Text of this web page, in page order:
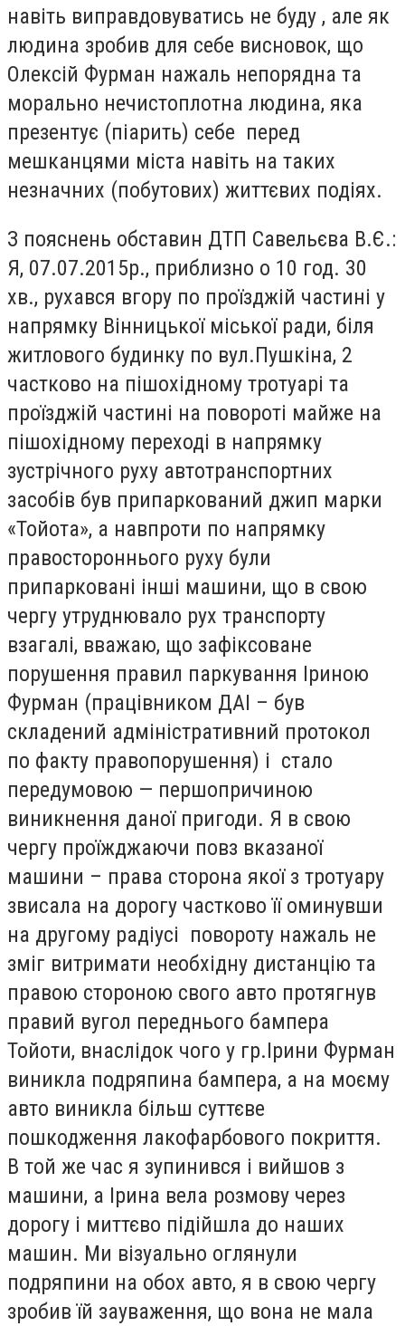
навіть виправдовуватись не буду , але як
людина зробив для себе висновок, що
Олексій Фурман нажаль непорядна та
морально нечистоплотна людина, яка
презентує (піарить) себе перед
мешканцями міста навіть на таких
незначних (побутових) життєвих подіях.
З пояснень обставин ДТП Савельєва В.Є.:
Я, 07.07.2015р., приблизно о 10 год. 30
хв., рухався вгору по проїзджій частині у
напрямку Вінницької міської ради, біля
житлового будинку по вул.Пушкіна, 2
частково на пішохідному тротуарі та
проїзджій частині на повороті майже на
пішохідному переході в напрямку
зустрічного руху автотранспортних
засобів був припаркований джип марки
«Тойота», а навпроти по напрямку
правостороннього руху були
припарковані інші машини, що в свою
чергу утруднювало рух транспорту
взагалі, вважаю, що зафіксоване
порушення правил паркування Іриною
Фурман (працівником ДАІ – був
складений адміністративний протокол
по факту правопорушення) і стало
передумовою — першопричиною
виникнення даної пригоди. Я в свою
чергу проїжджаючи повз вказаної
машини – права сторона якої з тротуару
звисала на дорогу частково її оминувши
на другому радіусі повороту нажаль не
зміг витримати необхідну дистанцію та
правою стороною свого авто протягнув
правий вугол переднього бампера
Тойоти, внаслідок чого у гр.Ірини Фурман
виникла подряпина бампера, а на моєму
авто виникла більш суттєве
пошкодження лакофарбового покриття.
В той же час я зупинився і вийшов з
машини, а Ірина вела розмову через
дорогу і миттєво підійшла до наших
машин. Ми візуально оглянули
подряпини на обох авто, я в свою чергу
зробив їй зауваження, що вона не мала